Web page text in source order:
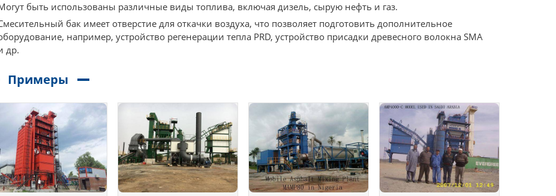
быть использованы различные виды топлива, включая дизель, сырую нефть и газ.
бак имеет отверстие для откачки воздуха, что позволяет подготовить дополнительное
например, устройство регенерации тепла PRD, устройство присадки древесного волокна SMA
др.
Примеры